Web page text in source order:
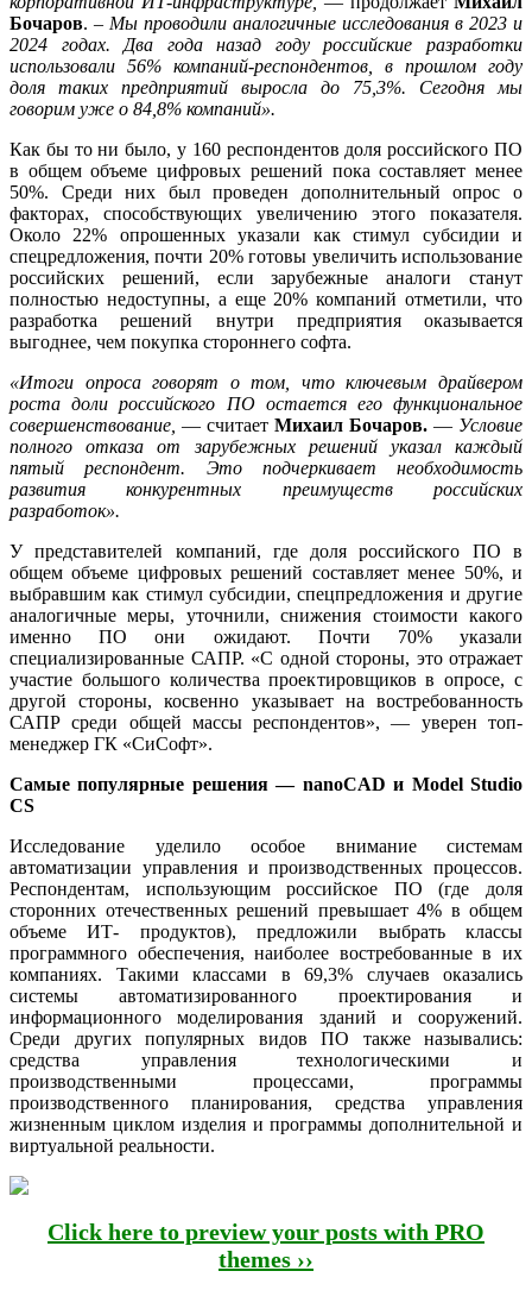
Бочаров. – Мы проводили аналогичные исследования в 2023 и
2024 годах. Два года назад году российские разработки
использовали 56% компаний-респондентов, в прошлом году
доля таких предприятий выросла до 75,3%. Сегодня мы
говорим уже о 84,8% компаний».
Как бы то ни было, у 160 респондентов доля российского ПО
в общем объеме цифровых решений пока составляет менее
50%. Среди них был проведен дополнительный опрос о
факторах, способствующих увеличению этого показателя.
Около 22% опрошенных указали как стимул субсидии и
спецредложения, почти 20% готовы увеличить использование
российских решений, если зарубежные аналоги станут
полностью недоступны, а еще 20% компаний отметили, что
разработка решений внутри предприятия оказывается
выгоднее, чем покупка стороннего софта.
«Итоги опроса говорят о том, что ключевым драйвером
роста доли российского ПО остается его функциональное
совершенствование, — считает Михаил Бочаров. — Условие
полного отказа от зарубежных решений указал каждый
пятый респондент. Это подчеркивает необходимость
развития конкурентных преимуществ российских
разработок».
У представителей компаний, где доля российского ПО в
общем объеме цифровых решений составляет менее 50%, и
выбравшим как стимул субсидии, спецпредложения и другие
аналогичные меры, уточнили, снижения стоимости какого
именно ПО они ожидают. Почти 70% указали
специализированные САПР. «С одной стороны, это отражает
участие большого количества проектировщиков в опросе, с
другой стороны, косвенно указывает на востребованность
САПР среди общей массы респондентов», — уверен топ-
менеджер ГК «СиСофт».
Самые популярные решения — nanoCAD и Model Studio
CS
Исследование уделило особое внимание системам
автоматизации управления и производственных процессов.
Респондентам, использующим российское ПО (где доля
сторонних отечественных решений превышает 4% в общем
объеме ИТ- продуктов), предложили выбрать классы
программного обеспечения, наиболее востребованные в их
компаниях. Такими классами в 69,3% случаев оказались
системы автоматизированного проектирования и
информационного моделирования зданий и сооружений.
Среди других популярных видов ПО также назывались:
средства управления технологическими и
производственными процессами, программы
производственного планирования, средства управления
жизненным циклом изделия и программы дополнительной и
виртуальной реальности.
Click here to preview your posts with PRO
themes ››